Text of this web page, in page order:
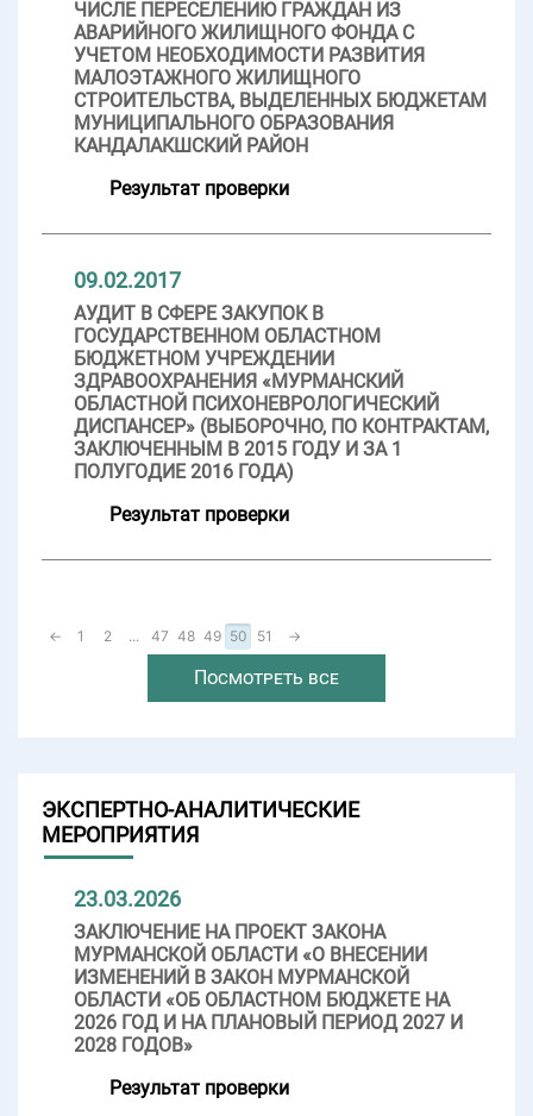
ЧИСЛЕ ПЕРЕСЕЛЕНИЮ ГРАЖДАН ИЗ
АВАРИЙНОГО ЖИЛИЩНОГО ФОНДА С
УЧЕТОМ НЕОБХОДИМОСТИ РАЗВИТИЯ
МАЛОЭТАЖНОГО ЖИЛИЩНОГО
СТРОИТЕЛЬСТВА, ВЫДЕЛЕННЫХ БЮДЖЕТАМ
МУНИЦИПАЛЬНОГО ОБРАЗОВАНИЯ
КАНДАЛАКШСКИЙ РАЙОН
Результат проверки
09.02.2017
АУДИТ В СФЕРЕ ЗАКУПОК В
ГОСУДАРСТВЕННОМ ОБЛАСТНОМ
БЮДЖЕТНОМ УЧРЕЖДЕНИИ
ЗДРАВООХРАНЕНИЯ «МУРМАНСКИЙ
ОБЛАСТНОЙ ПСИХОНЕВРОЛОГИЧЕСКИЙ
ДИСПАНСЕР» (ВЫБОРОЧНО, ПО КОНТРАКТАМ,
ЗАКЛЮЧЕННЫМ В 2015 ГОДУ И ЗА 1
ПОЛУГОДИЕ 2016 ГОДА)
Результат проверки
← 1 2 ... 47 48 49 50 51 →
Посмотреть все
ЭКСПЕРТНО-АНАЛИТИЧЕСКИЕ
МЕРОПРИЯТИЯ
23.03.2026
ЗАКЛЮЧЕНИЕ НА ПРОЕКТ ЗАКОНА
МУРМАНСКОЙ ОБЛАСТИ «О ВНЕСЕНИИ
ИЗМЕНЕНИЙ В ЗАКОН МУРМАНСКОЙ
ОБЛАСТИ «ОБ ОБЛАСТНОМ БЮДЖЕТЕ НА
2026 ГОД И НА ПЛАНОВЫЙ ПЕРИОД 2027 И
2028 ГОДОВ»
Результат проверки